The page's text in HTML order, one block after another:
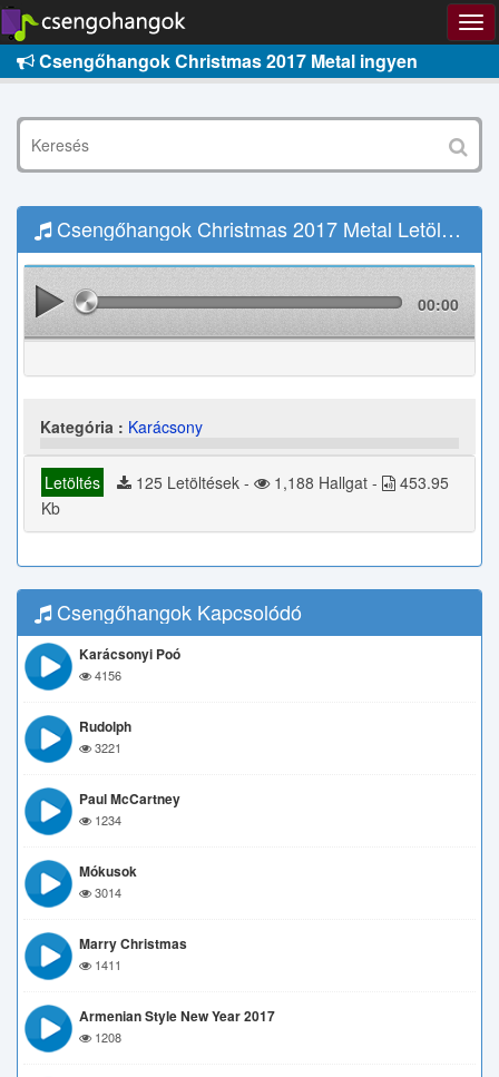
Csengőhangok Christmas 2017 Metal ingyen
Csengőhangok Christmas 2017 Metal Letöltés
00:00
Kategória : Karácsony
Letöltés 125 Letöltések - 1,188 Hallgat -
453.95
Kb
Csengőhangok Kapcsolódó
Karácsonyi Poó
4156
Rudolph
3221
Paul McCartney
1234
Mókusok
3014
Marry Christmas
1411
Armenian Style New Year 2017
1208